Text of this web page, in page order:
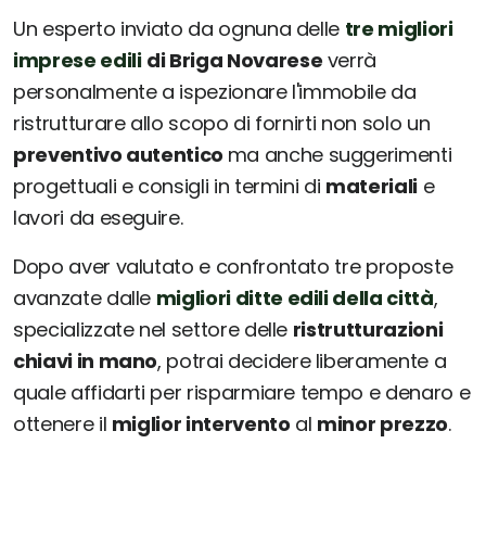
Un esperto inviato da ognuna delle tre migliori
imprese edili di Briga Novarese verrà
personalmente a ispezionare l'immobile da
ristrutturare allo scopo di fornirti non solo un
preventivo autentico ma anche suggerimenti
progettuali e consigli in termini di materialie
lavori da eseguire.
Dopo aver valutato e confrontato tre proposte
avanzate dalle migliori ditte edili della città,
specializzate nel settore delle ristrutturazioni
chiavi in mano, potrai decidere liberamente a
quale affidarti per risparmiare tempo e denaro e
ottenere il miglior intervento al minor prezzo.